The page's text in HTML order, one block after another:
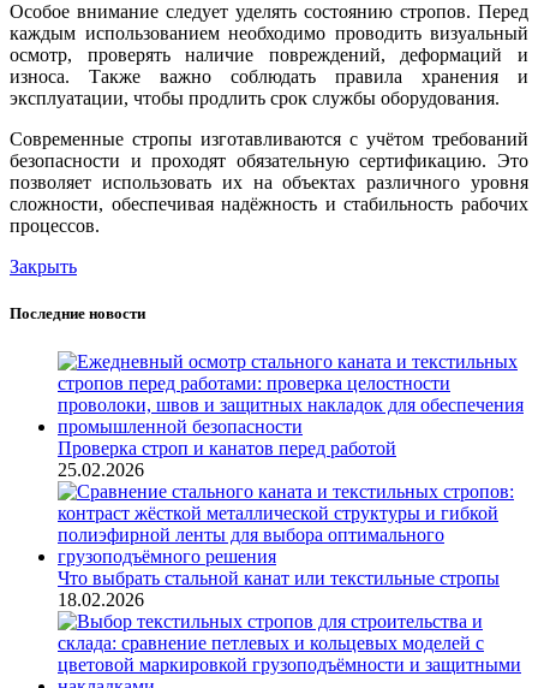
Особое внимание следует уделять состоянию стропов. Перед
каждым использованием необходимо проводить визуальный
осмотр, проверять наличие повреждений, деформаций и
износа. Также важно соблюдать правила хранения и
эксплуатации, чтобы продлить срок службы оборудования.
Современные стропы изготавливаются с учётом требований
безопасности и проходят обязательную сертификацию. Это
позволяет использовать их на объектах различного уровня
сложности, обеспечивая надёжность и стабильность рабочих
процессов.
Закрыть
Последние новости
Проверка строп и канатов перед работой
25.02.2026
Что выбрать стальной канат или текстильные стропы
18.02.2026